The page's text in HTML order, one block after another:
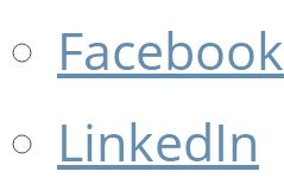
Facebook
LinkedIn